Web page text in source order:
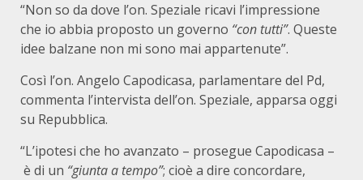
“Non so da dove l’on. Speziale ricavi l’impressione
che io abbia proposto un governo “con tutti”. Queste
idee balzane non mi sono mai appartenute”.
Così l’on. Angelo Capodicasa, parlamentare del Pd,
commenta l’intervista dell’on. Speziale, apparsa oggi
su Repubblica.
“L’ipotesi che ho avanzato – prosegue Capodicasa –
è di un “giunta a tempo”; cioè a dire concordare,